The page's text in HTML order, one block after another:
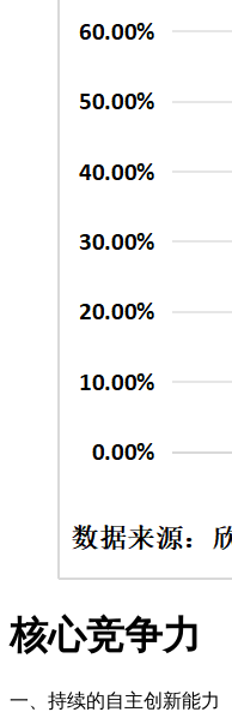
核心竞争力
一、持续的自主创新能力